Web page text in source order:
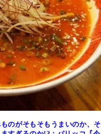
のがそもそもうまいのか、そ